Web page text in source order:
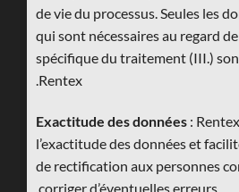
de vie du processus. Seules les
qui sont nécessaires au regard
spécifique du traitement (III.)
Rentex.
Exactitude des données :
l’exactitude des données et
de rectification aux personnes
corriger d’éventuelles erreurs.